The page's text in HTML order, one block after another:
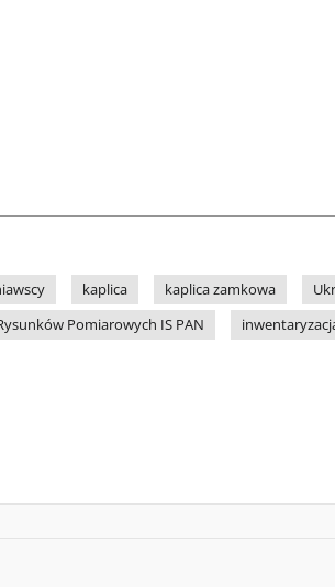
kaplica kaplica zamkowa
Pomiarowych IS PAN